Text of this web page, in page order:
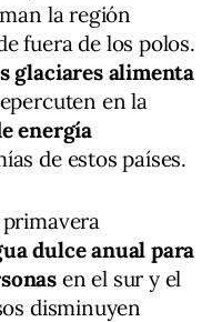
la región
fuera de los polos.
glaciares alimenta
en la
energía
de estos países.
dulce anual para
en el sur y el
disminuyen